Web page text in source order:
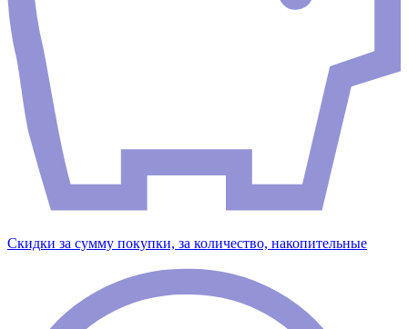
Скидки за сумму покупки, за количество, накопительные